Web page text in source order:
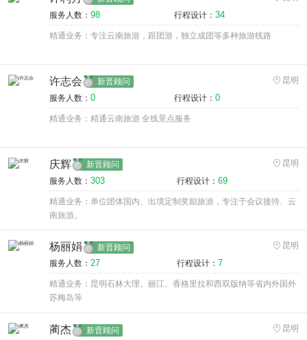
服务人数： 98 行程设计： 34
精通业务：专注云南旅游，跟团游，独立成团等多种旅游线路
许志会 新晋顾问
昆明
服务人数： 0 行程设计： 0
精通业务：精通云南旅游 全线景点服务
庆辉 新晋顾问
昆明
服务人数： 303 行程设计： 69
精通业务：单位团体国内、出境定制奖励旅游，专注于会议接待、云
南旅游。
杨丽娟 新晋顾问
昆明
服务人数： 27 行程设计： 7
精通业务：昆明石林大理、丽江、香格里拉和西双版纳等省内外国外
苏梅岛等
蔺杰 新晋顾问
昆明